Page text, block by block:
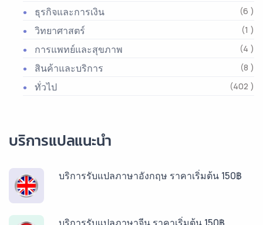
ธุรกิจและการเงิน (6 )
วิทยาศาสตร์ (1 )
การแพทย์และสุขภาพ (4 )
สินค้าและบริการ (8 )
ทั่วไป (402 )
บริการแปลแนะนำ
บริการรับแปลภาษาอังกฤษ ราคาเริ่มต้น 150฿